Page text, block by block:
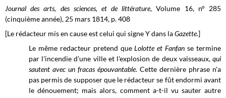
Journal des arts, des sciences, et de littérature, Volume 16, n° 285
(cinquième année), 25 mars 1814, p. 408
[Le rédacteur mis en cause est celui qui signe Y dans laGazette.]
Le même redacteur pretend queLolotte et Fanfanse termine
par l'incendie d'une ville et l'explosion de deux vaisseaux, qui
sautent avec un fracas épouvantable. Cette dernière phrase n'a
pas permis de supposer que le rédacteur se fût endormi avant
le dénouement; mais alors, comment a-t-il vu sauter autre